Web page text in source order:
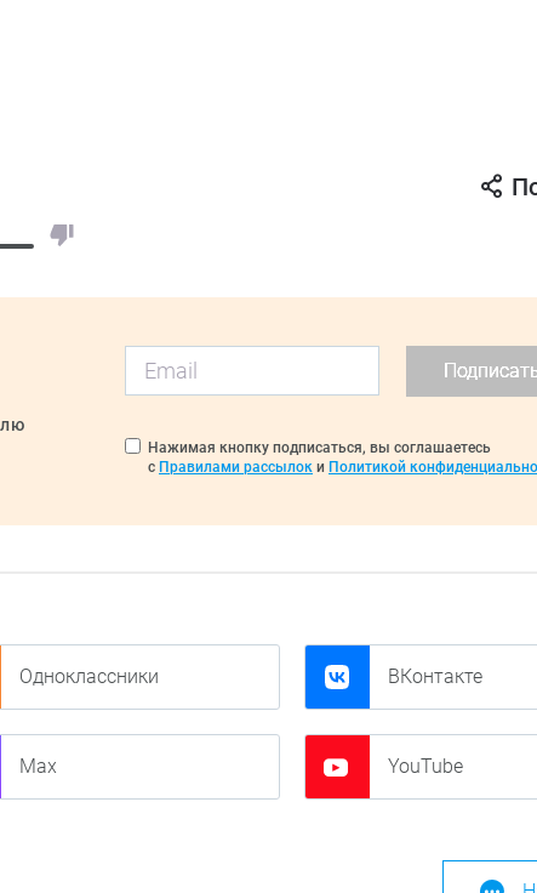
Нажимая кнопку подписаться, вы соглашаетесь
с Правилами рассылок и Политикой
Одноклассники ВКонтакте
Max YouTube